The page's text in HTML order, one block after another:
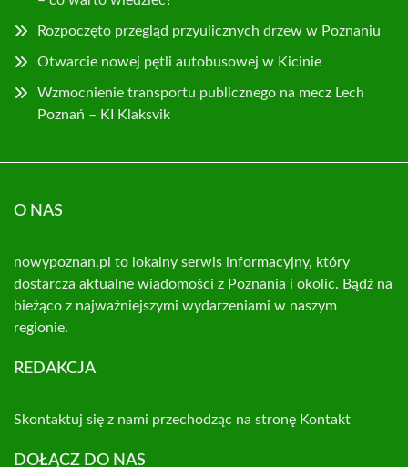
Rozpoczęto przegląd przyulicznych drzew w Poznaniu
Otwarcie nowej pętli autobusowej w Kicinie
Wzmocnienie transportu publicznego na mecz Lech
Poznań – KI Klaksvik
O NAS
nowypoznan.pl to lokalny serwis informacyjny, który
dostarcza aktualne wiadomości z Poznania i okolic. Bądź na
bieżąco z najważniejszymi wydarzeniami w naszym
regionie.
REDAKCJA
Skontaktuj się z nami przechodząc na stronę Kontakt
DOŁĄCZ DO NAS